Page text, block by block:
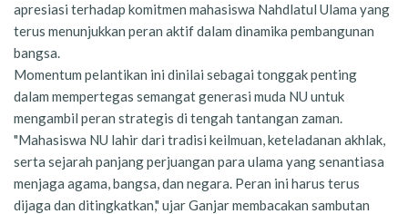
apresiasi terhadap komitmen mahasiswa Nahdlatul Ulama yang
terus menunjukkan peran aktif dalam dinamika pembangunan
bangsa.
Momentum pelantikan ini dinilai sebagai tonggak penting
dalam mempertegas semangat generasi muda NU untuk
mengambil peran strategis di tengah tantangan zaman.
"Mahasiswa NU lahir dari tradisi keilmuan, keteladanan akhlak,
serta sejarah panjang perjuangan para ulama yang senantiasa
menjaga agama, bangsa, dan negara. Peran ini harus terus
dijaga dan ditingkatkan," ujar Ganjar membacakan sambutan